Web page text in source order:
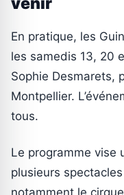
En pratique, les
les samedis 13, 20
Sophie Desmarets,
Montpellier.
tous.
Le programme vise
plusieurs
notamment le